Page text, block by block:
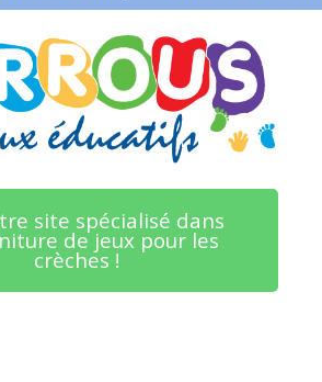
site spécialisé dans
de jeux pour les
crèches !